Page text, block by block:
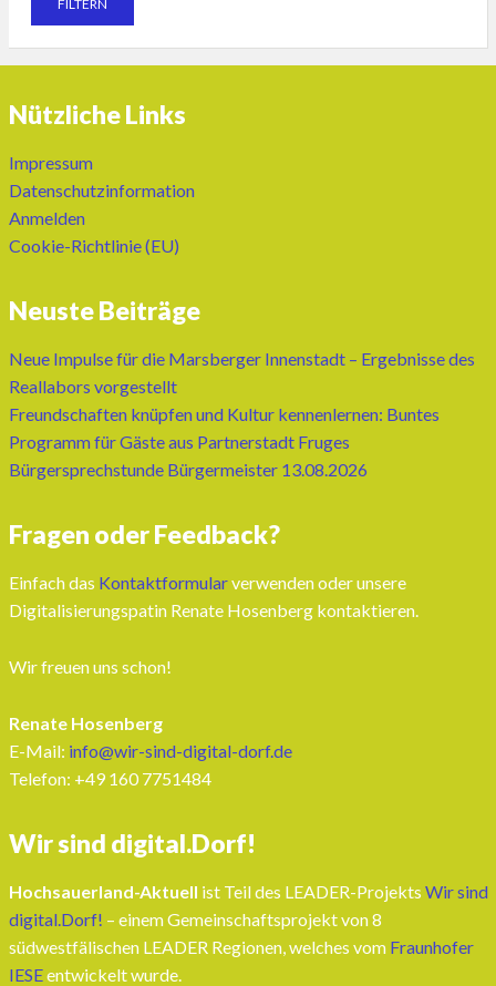
Nützliche Links
Impressum
Datenschutzinformation
Anmelden
Cookie-Richtlinie (EU)
Neuste Beiträge
Neue Impulse für die Marsberger Innenstadt – Ergebnisse des
Reallabors vorgestellt
Freundschaften knüpfen und Kultur kennenlernen: Buntes
Programm für Gäste aus Partnerstadt Fruges
Bürgersprechstunde Bürgermeister 13.08.2026
Fragen oder Feedback?
Einfach das Kontaktformularverwenden oder unsere
Digitalisierungspatin Renate Hosenberg kontaktieren.
Wir freuen uns schon!
Renate Hosenberg
E-Mail: info@wir-sind-digital-dorf.de
Telefon: ‭+49 160 7751484‬
Wir sind digital.Dorf!
Hochsauerland-Aktuell ist Teil des LEADER-Projekts Wir sind
digital.Dorf! – einem Gemeinschaftsprojekt von 8
südwestfälischen LEADER Regionen, welches vom Fraunhofer
IESEentwickelt wurde.